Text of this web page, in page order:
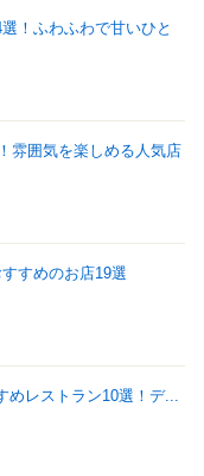
！ふわふわで甘いひと
雰囲気を楽しめる人気店
すめのお店19選
めレストラン10選！デ...